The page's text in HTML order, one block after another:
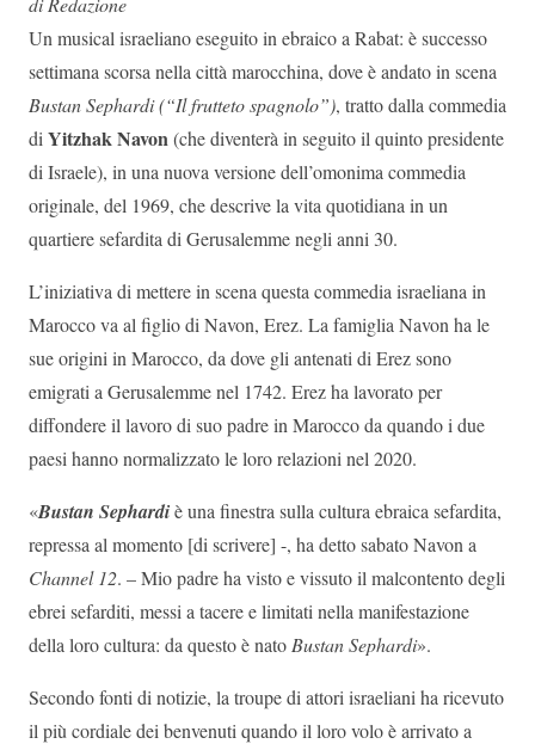
Un musical israeliano eseguito in ebraico a Rabat: è successo
settimana scorsa nella città marocchina, dove è andato in scena
Bustan Sephardi (“Il frutteto spagnolo”), tratto dalla commedia
di Yitzhak Navon(che diventerà in seguito il quinto presidente
di Israele), in una nuova versione dell’omonima commedia
originale, del 1969, che descrive la vita quotidiana in un
quartiere sefardita di Gerusalemme negli anni 30.
L’iniziativa di mettere in scena questa commedia israeliana in
Marocco va al figlio di Navon, Erez. La famiglia Navon ha le
sue origini in Marocco, da dove gli antenati di Erez sono
emigrati a Gerusalemme nel 1742. Erez ha lavorato per
diffondere il lavoro di suo padre in Marocco da quando i due
paesi hanno normalizzato le loro relazioni nel 2020.
«Bustan Sephardiè una finestra sulla cultura ebraica sefardita,
repressa al momento [di scrivere] -, ha detto sabato Navon a
Channel 12. – Mio padre ha visto e vissuto il malcontento degli
ebrei sefarditi, messi a tacere e limitati nella manifestazione
della loro cultura: da questo è nato Bustan Sephardi».
Secondo fonti di notizie, la troupe di attori israeliani ha ricevuto
il più cordiale dei benvenuti quando il loro volo è arrivato a